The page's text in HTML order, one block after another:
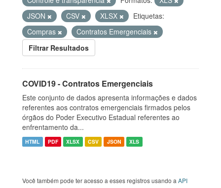
JSON
CSV XLSX
Etiquetas:
Compras
Contratos Emergenciais
Filtrar Resultados
COVID19 - Contratos Emergenciais
Este conjunto de dados apresenta informações e dados
referentes aos contratos emergenciais firmados pelos
órgãos do Poder Executivo Estadual referentes ao
enfrentamento da...
HTML PDF XLSX CSV JSON XLS
Você também pode ter acesso a esses registros usando a API